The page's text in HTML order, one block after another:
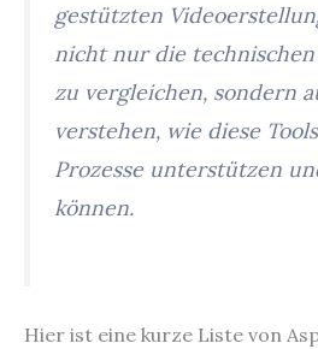
gestützten
nicht nur die
zu vergleichen, sondern
verstehen, wie diese
Prozesse unterstützen
können.
Hier ist eine kurze Liste von